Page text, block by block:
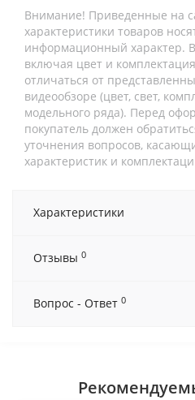
Внимание! Приведенные на
характеристики товаров
информационный характер.
включая цвет и
отличаться от
видеообзоре (цвет, свет,
модельного ряда). Перед
покупатель должен
уточнения вопросов,
характеристик и
Характеристики
Отзывы 0
Вопрос - Ответ 0